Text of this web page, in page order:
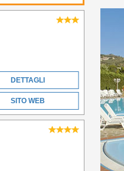
DETTAGLI
SITO WEB